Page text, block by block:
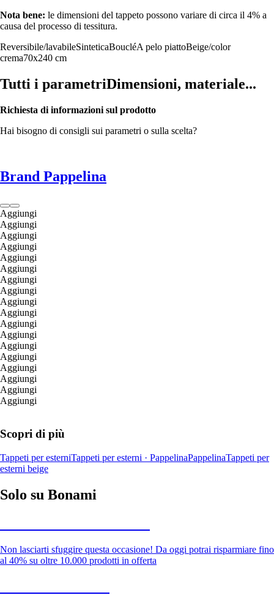
Nota bene: le dimensioni del tappeto possono variare di circa il 4% a
causa del processo di tessitura.
Reversibile/lavabileSinteticaBoucléA pelo piattoBeige/color
crema70x240 cm
Tutti i parametriDimensioni, materiale...
Richiesta di informazioni sul prodotto
Hai bisogno di consigli sui parametri o sulla scelta?
Brand Pappelina
Aggiungi
Aggiungi
Aggiungi
Aggiungi
Aggiungi
Aggiungi
Aggiungi
Aggiungi
Aggiungi
Aggiungi
Aggiungi
Aggiungi
Aggiungi
Aggiungi
Aggiungi
Aggiungi
Aggiungi
Aggiungi
Scopri di più
Tappeti per esterniTappeti per esterni · PappelinaPappelinaTappeti per
esterni beige
Solo su Bonami
Non lasciarti sfuggire questa occasione! Da oggi potrai risparmiare fino
al 40% su oltre 10.000 prodotti in offerta